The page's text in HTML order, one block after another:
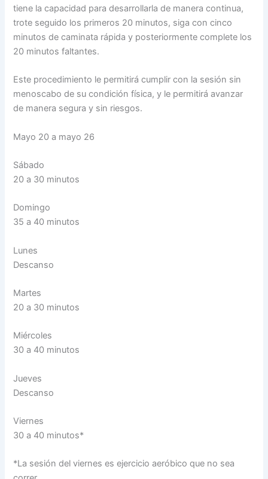
tiene la capacidad para desarrollarla de manera continua,
trote seguido los primeros 20 minutos, siga con cinco
minutos de caminata rápida y posteriormente complete los
20 minutos faltantes.
Este procedimiento le permitirá cumplir con la sesión sin
menoscabo de su condición física, y le permitirá avanzar
de manera segura y sin riesgos.
Mayo 20 a mayo 26
Sábado
20 a 30 minutos
Domingo
35 a 40 minutos
Lunes
Descanso
Martes
20 a 30 minutos
Miércoles
30 a 40 minutos
Jueves
Descanso
Viernes
30 a 40 minutos*
*La sesión del viernes es ejercicio aeróbico que no sea